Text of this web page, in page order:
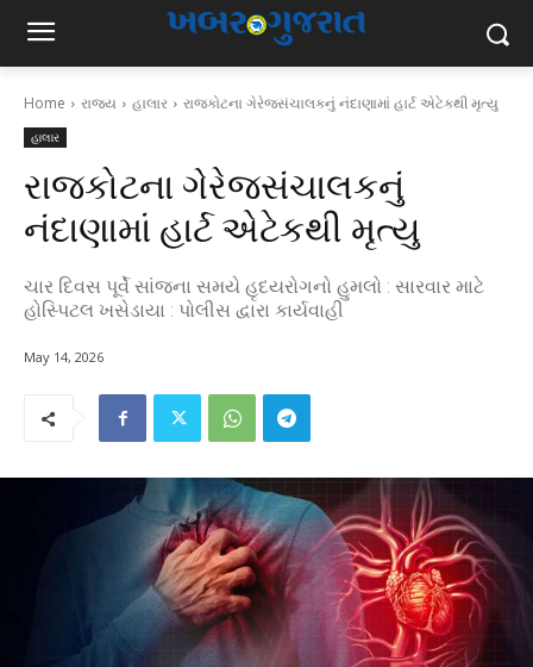
Home રાજ્ય હાલાર રાજકોટના ગેરેજસંચાલકનું નંદાણામાં હાર્ટ એટેકથી મૃત્યુ
હાલાર
રાજકોટના ગેરેજસંચાલકનું
નંદાણામાં હાર્ટ એટેકથી મૃત્યુ
ચાર દિવસ પૂર્વે સાંજના સમયે હૃદયરોગનો હુમલો : સારવાર માટે
હોસ્પિટલ ખસેડાયા : પોલીસ દ્વારા કાર્યવાહી
May 14, 2026